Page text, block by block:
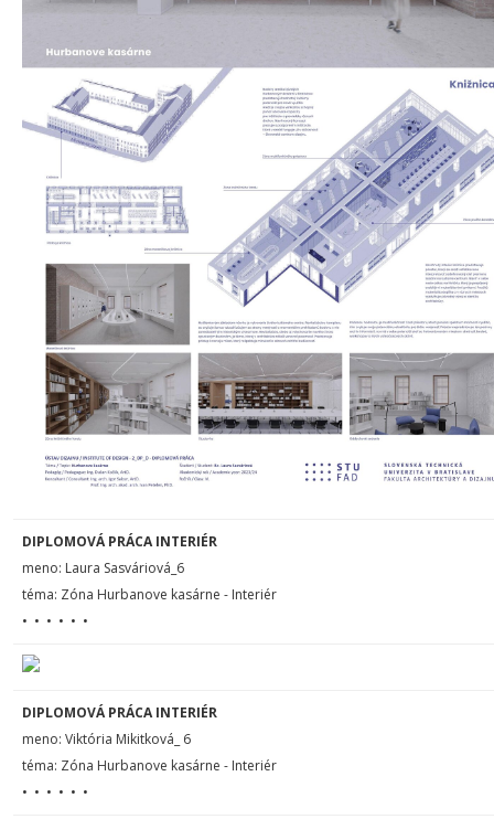
DIPLOMOVÁ PRÁCA INTERIÉR
meno: Laura Sasváriová_6
téma: Zóna Hurbanove kasárne - Interiér
• • • • • •
DIPLOMOVÁ PRÁCA INTERIÉR
meno: Viktória Mikitková_ 6
téma: Zóna Hurbanove kasárne - Interiér
• • • • • •